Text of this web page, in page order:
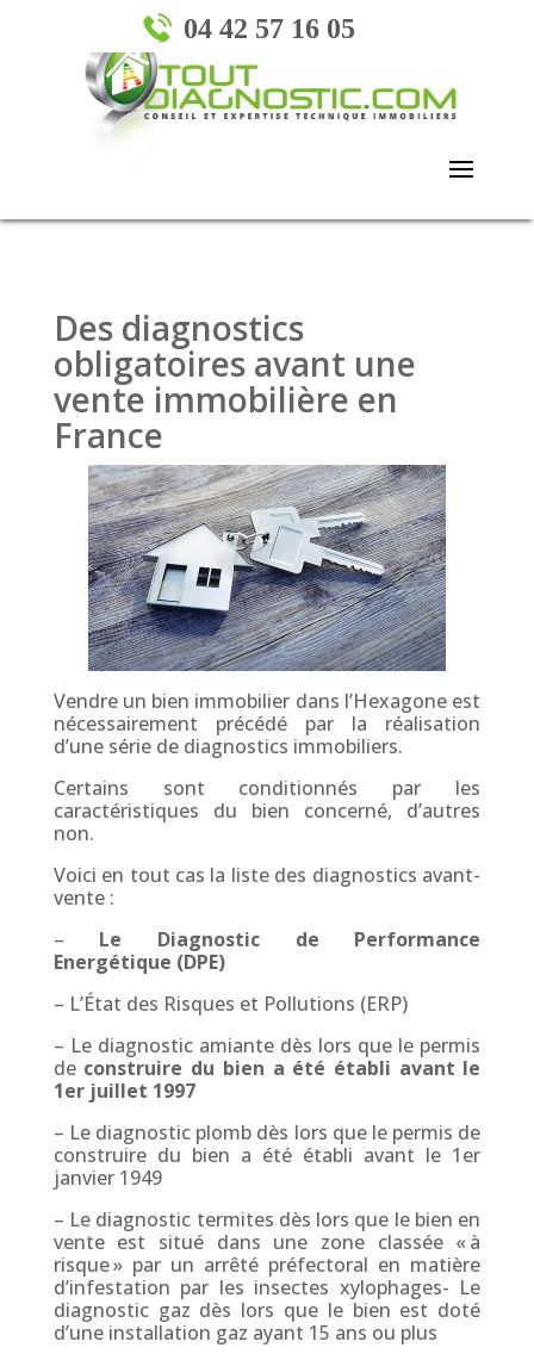
04 42 57 16 05
Des diagnostics
obligatoires avant une
vente immobilière en
France
Vendre un bien immobilier dans l’Hexagone est
nécessairement précédé par la réalisation
d’une série de diagnostics immobiliers.
Certains sont conditionnés par les
caractéristiques du bien concerné, d’autres
non.
Voici en tout cas la liste des diagnostics avant-
vente :
–
Le Diagnostic de Performance
Energétique (DPE)
– L’État des Risques et Pollutions (ERP)
– Le diagnostic amiante dès lors que le permis
de construire du bien a été établi avant le
1er juillet 1997
– Le diagnostic plomb dès lors que le permis de
construire du bien a été établi avant le 1er
janvier 1949
– Le diagnostic termites dès lors que le bien en
vente est situé dans une zone classée « à
risque » par un arrêté préfectoral en matière
d’infestation par les insectes xylophages- Le
diagnostic gaz dès lors que le bien est doté
d’une installation gaz ayant 15 ans ou plus